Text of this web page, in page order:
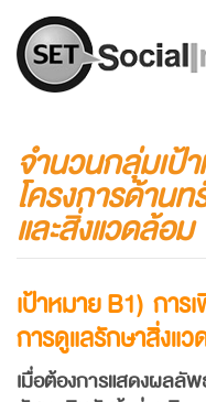
จำนวนกลุ่มเป้
โครงการด้าน
และสิ่งแวดล้อม
เป้าหมายB1) การ
การดูแลรักษาสิ่งแ
เมื่อต้องการแสดงผลลั